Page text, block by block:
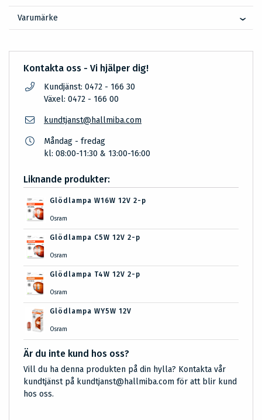
Varumärke
Kontakta oss - Vi hjälper dig!
Kundjänst: 0472 - 166 30
Växel: 0472 - 166 00
kundtjanst@hallmiba.com
Måndag - fredag
kl: 08:00-11:30 & 13:00-16:00
Liknande produkter:
Glödlampa W16W 12V 2-p
Osram
Glödlampa C5W 12V 2-p
Osram
Glödlampa T4W 12V 2-p
Osram
Glödlampa WY5W 12V
Osram
Är du inte kund hos oss?
Vill du ha denna produkten på din hylla? Kontakta vår
kundtjänst på kundtjanst@hallmiba.com för att blir kund
hos oss.